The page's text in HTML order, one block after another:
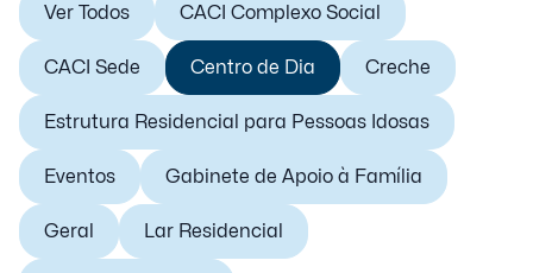
Ver Todos CACI Complexo Social
CACI Sede Centro de Dia Creche
Estrutura Residencial para Pessoas Idosas
Eventos Gabinete de Apoio à Família
Geral Lar Residencial